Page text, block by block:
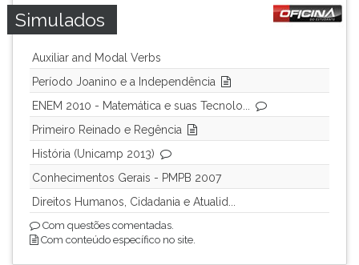
Simulados
Auxiliar and Modal Verbs
Período Joanino e a Independência
ENEM 2010 - Matemática e suas Tecnolo...
Primeiro Reinado e Regência
História (Unicamp 2013)
Conhecimentos Gerais - PMPB 2007
Direitos Humanos, Cidadania e Atualid...
Com questões comentadas.
Com conteúdo específico no site.